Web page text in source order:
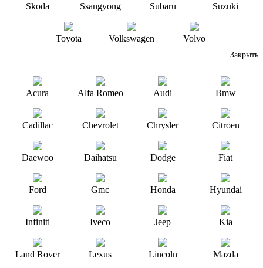
Skoda Ssangyong Subaru Suzuki
Toyota Volkswagen Volvo
Закрыть
Acura Alfa Romeo Audi Bmw
Cadillac Chevrolet Chrysler Citroen
Daewoo Daihatsu Dodge Fiat
Ford Gmc Honda Hyundai
Infiniti Iveco Jeep Kia
Land Rover Lexus Lincoln Mazda